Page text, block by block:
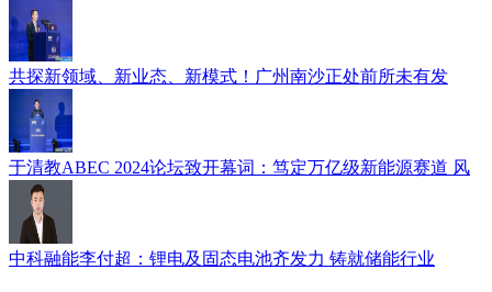
共探新领域、新业态、新模式！广州南沙正处前所未有发
于清教ABEC 2024论坛致开幕词：笃定万亿级新能源赛道 风
中科融能李付超：锂电及固态电池齐发力 铸就储能行业